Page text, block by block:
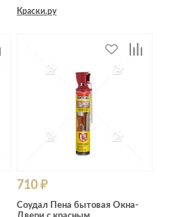
Краски.ру
710 ₽
Соудал Пена бытовая Окна-